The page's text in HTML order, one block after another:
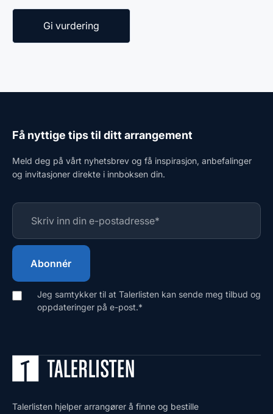
Få nyttige tips til ditt arrangement
Meld deg på vårt nyhetsbrev og få inspirasjon, anbefalinger
og invitasjoner direkte i innboksen din.
Jeg samtykker til at Talerlisten kan sende meg tilbud og
oppdateringer på e-post.*
Talerlisten hjelper arrangører å finne og bestille